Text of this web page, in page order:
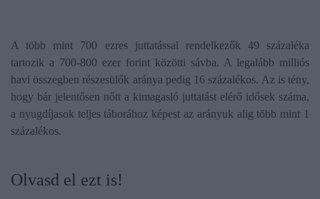
A több mint 700 ezres juttatással rendelkezők 49 százaléka
tartozik a 700-800 ezer forint közötti sávba. A legalább milliós
havi összegben részesülők aránya pedig 16 százalékos. Az is tény,
hogy bár jelentősen nőtt a kimagasló juttatást elérő idősek száma,
a nyugdíjasok teljes táborához képest az arányuk alig több mint 1
százalékos.
Olvasd el ezt is!